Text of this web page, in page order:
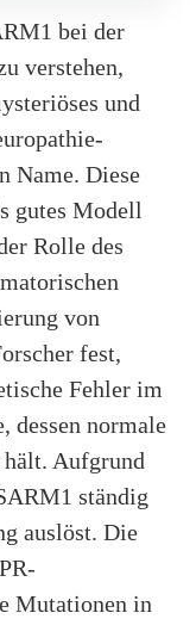
bei der
verstehen,
und
Name. Diese
gutes Modell
Rolle des
von
fest,
Fehler im
dessen normale
Aufgrund
ständig
auslöst. Die
Mutationen in